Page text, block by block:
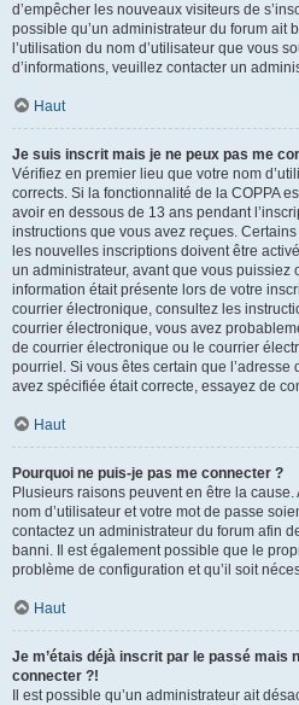
d’empêcher les nouveaux visiteurs de
possible qu’un administrateur du forum ait
l’utilisation du nom d’utilisateur que vous
d’informations, veuillez contacter un
Haut
Je suis inscrit mais je ne peux pas me
Vérifiez en premier lieu que votre nom
corrects. Si la fonctionnalité de la COPPA
avoir en dessous de 13 ans pendant
instructions que vous avez reçues.
les nouvelles inscriptions doivent être
un administrateur, avant que vous puissiez
information était présente lors de votre
courrier électronique, consultez les
courrier électronique, vous avez
de courrier électronique ou le courrier
pourriel. Si vous êtes certain que
avez spécifiée était correcte, essayez de
Haut
Pourquoi ne puis-je pas me connecter ?
Plusieurs raisons peuvent en être la
nom d’utilisateur et votre mot de passe
contactez un administrateur du forum afin
banni. Il est également possible que le
problème de configuration et qu’il soit
Haut
Je m’étais déjà inscrit par le passé mais
connecter ?!
Il est possible qu’un administrateur ait